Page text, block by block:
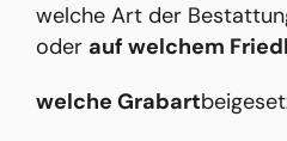
welche Art der
oder auf welchem
welche Grabart